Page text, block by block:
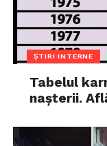
ȘTIRI INTERNE
Tabelul
nașterii.